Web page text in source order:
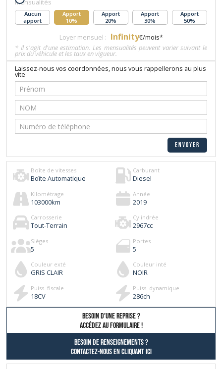
Mensualités
Aucun
apport
Apport
10%
Apport
20%
Apport
30%
Apport
50%
Loyer mensuel : Infinity€/mois*
* Il s'agit d'une estimation. Les mensualités peuvent varier suivant le
prix du véhicule et les taux en vigueur.
Laissez-nous vos coordonnées, nous vous rappellerons au plus
vite
Boîte de vitesses
Boîte Automatique
Carburant
Diesel
Kilométrage
103000km
Année
2019
Carrosserie
Tout-Terrain
Cylindrée
2967cc
Sièges
5
Portes
5
Couleur exté
GRIS CLAIR
Couleur inté
NOIR
Puiss. fiscale
18CV
Puiss. dynamique
286ch
besoin d'une reprise ?
AccÉdez au formulaire !
Besoin de renseignements ?
contactez-nous en cliquant ici